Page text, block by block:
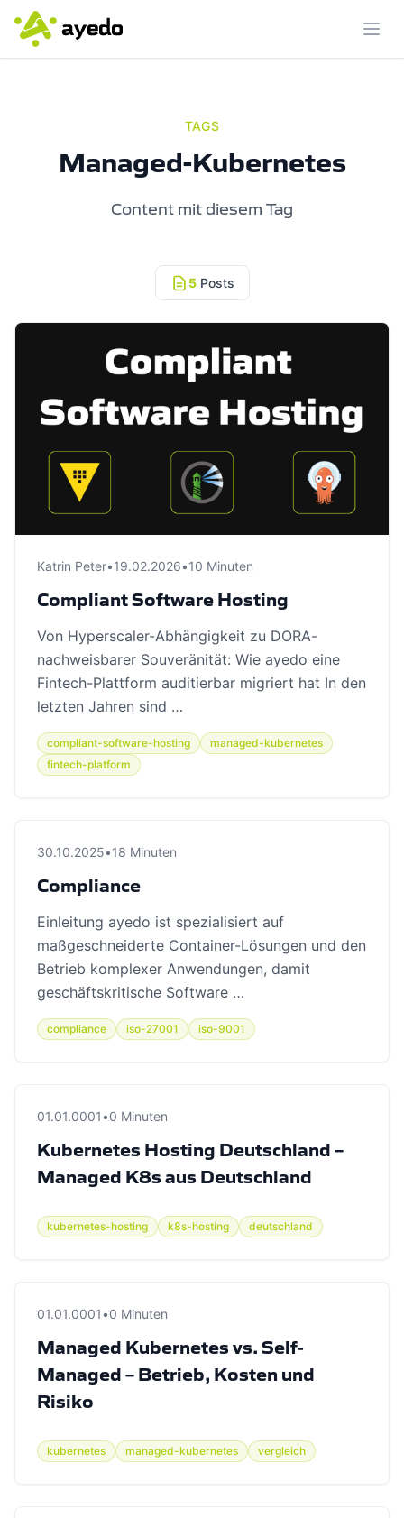
TAGS
Managed-Kubernetes
Content mit diesem Tag
5Posts
Katrin Peter•19.02.2026•10 Minuten
Compliant Software Hosting
Von Hyperscaler-Abhängigkeit zu DORA-
nachweisbarer Souveränität: Wie ayedo eine
Fintech-Plattform auditierbar migriert hat In den
letzten Jahren sind …
compliant-software-hosting
managed-kubernetes
fintech-platform
30.10.2025•18 Minuten
Compliance
Einleitung ayedo ist spezialisiert auf
maßgeschneiderte Container-Lösungen und den
Betrieb komplexer Anwendungen, damit
geschäftskritische Software …
compliance iso-27001 iso-9001
01.01.0001 •0 Minuten
Kubernetes Hosting Deutschland –
Managed K8s aus Deutschland
kubernetes-hosting k8s-hosting deutschland
01.01.0001 •0 Minuten
Managed Kubernetes vs. Self-
Managed – Betrieb, Kosten und
Risiko
kubernetes managed-kubernetes vergleich